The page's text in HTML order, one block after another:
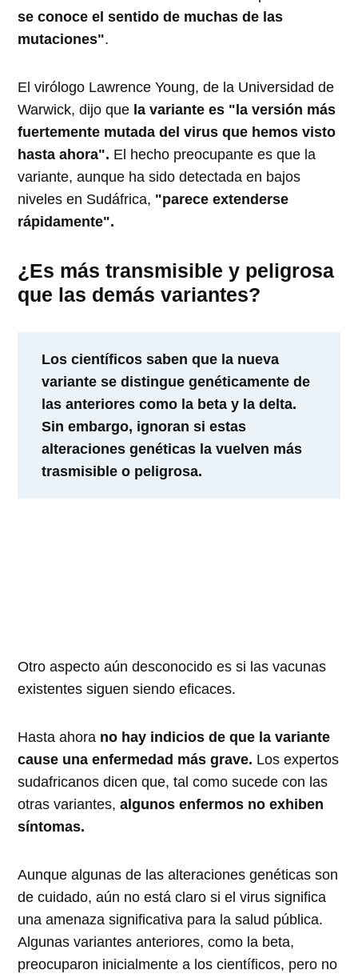
se conoce el sentido de muchas de las
mutaciones".
El virólogo Lawrence Young, de la Universidad de
Warwick, dijo que la variante es "la versión más
fuertemente mutada del virus que hemos visto
hasta ahora". El hecho preocupante es que la
variante, aunque ha sido detectada en bajos
niveles en Sudáfrica, "parece extenderse
rápidamente".
¿Es más transmisible y peligrosa
que las demás variantes?
Los científicos saben que la nueva
variante se distingue genéticamente de
las anteriores como la beta y la delta.
Sin embargo, ignoran si estas
alteraciones genéticas la vuelven más
trasmisible o peligrosa.
Otro aspecto aún desconocido es si las vacunas
existentes siguen siendo eficaces.
Hasta ahora no hay indicios de que la variante
cause una enfermedad más grave. Los expertos
sudafricanos dicen que, tal como sucede con las
otras variantes,algunos enfermos no exhiben
síntomas.
Aunque algunas de las alteraciones genéticas son
de cuidado, aún no está claro si el virus significa
una amenaza significativa para la salud pública.
Algunas variantes anteriores, como la beta,
preocuparon inicialmente a los científicos, pero no